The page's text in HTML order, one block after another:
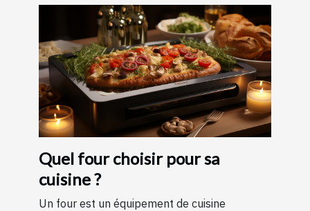
Quel four choisir pour sa
cuisine ?
Un four est un équipement de cuisine